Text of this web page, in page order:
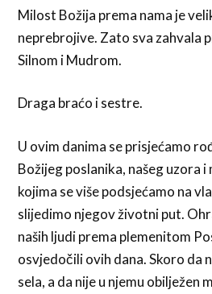
Milost Božija prema nama je
neprebrojive. Zato sva zahvala
Silnom i Mudrom.
Draga braćo i sestre.
U ovim danima se prisjećamo
Božijeg poslanika, našeg uzora i
kojima se više podsjećamo na
slijedimo njegov životni put.
naših ljudi prema plemenitom
osvjedočili ovih dana. Skoro da
sela, a da nije u njemu obilježen